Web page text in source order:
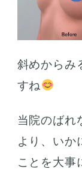
斜めからみ
すね
当院のばれ
より、いか
ことを大事